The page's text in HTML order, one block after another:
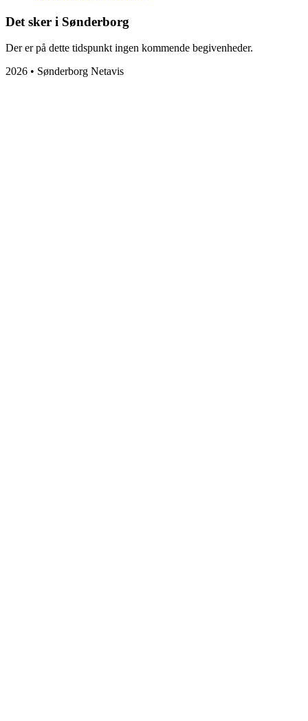
Det sker i Sønderborg
Der er på dette tidspunkt ingen kommende begivenheder.
2026 • Sønderborg Netavis